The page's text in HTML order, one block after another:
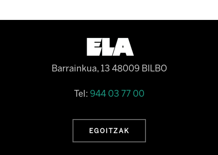
Barrainkua, 13 48009 BILBO
Tel: 944 03 77 00
EGOITZAK